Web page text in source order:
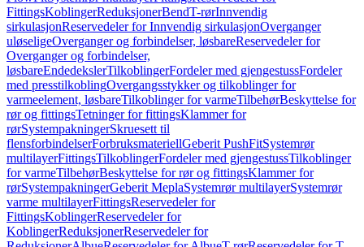
FittingsKoblingerReduksjonerBendT-rørInnvendig
sirkulasjonReservedeler for Innvendig sirkulasjonOverganger
uløseligeOverganger og forbindelser, løsbareReservedeler for
Overganger og forbindelser,
løsbareEndedekslerTilkoblingerFordeler med gjengestussFordeler
med presstilkoblingOvergangsstykker og tilkoblinger for
varmeelement, løsbareTilkoblinger for varmeTilbehørBeskyttelse for
rør og fittingsTetninger for fittingsKlammer for
rørSystempakningerSkruesett til
flensforbindelserForbruksmateriellGeberit PushFitSystemrør
multilayerFittingsTilkoblingerFordeler med gjengestussTilkoblinger
for varmeTilbehørBeskyttelse for rør og fittingsKlammer for
rørSystempakningerGeberit MeplaSystemrør multilayerSystemrør
varme multilayerFittingsReservedeler for
FittingsKoblingerReservedeler for
KoblingerReduksjonerReservedeler for